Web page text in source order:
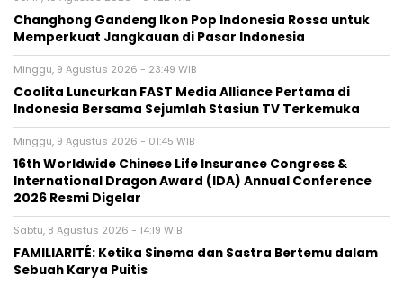
Changhong Gandeng Ikon Pop Indonesia Rossa untuk
Memperkuat Jangkauan di Pasar Indonesia
Minggu, 9 Agustus 2026 - 23:49 WIB
Coolita Luncurkan FAST Media Alliance Pertama di
Indonesia Bersama Sejumlah Stasiun TV Terkemuka
Minggu, 9 Agustus 2026 - 01:45 WIB
16th Worldwide Chinese Life Insurance Congress &
International Dragon Award (IDA) Annual Conference
2026 Resmi Digelar
Sabtu, 8 Agustus 2026 - 14:19 WIB
FAMILIARITÉ: Ketika Sinema dan Sastra Bertemu dalam
Sebuah Karya Puitis